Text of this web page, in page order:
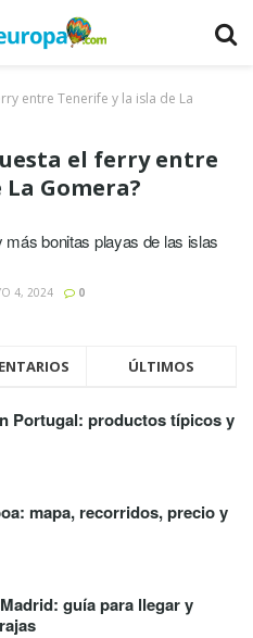
entre Tenerife y la isla de La
el ferry entre
Gomera?
más bonitas playas de las islas
4, 2024 0
ÚLTIMOS
Portugal: productos típicos y
mapa, recorridos, precio y
guía para llegar y